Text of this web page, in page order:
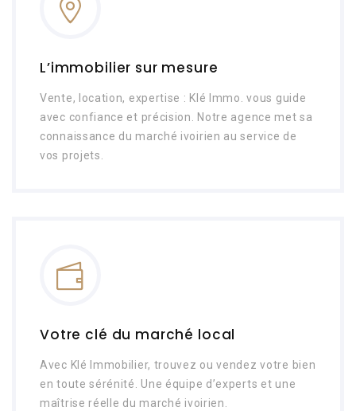
L’immobilier sur mesure
Vente, location, expertise : Klé Immo. vous guide
avec confiance et précision. Notre agence met sa
connaissance du marché ivoirien au service de
vos projets.
Votre clé du marché local
Avec Klé Immobilier, trouvez ou vendez votre bien
en toute sérénité. Une équipe d’experts et une
maîtrise réelle du marché ivoirien.